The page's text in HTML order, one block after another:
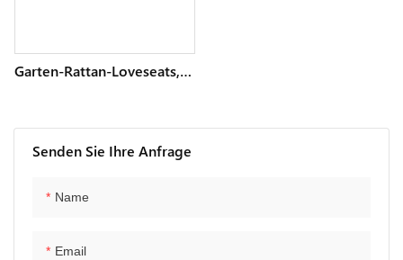
Senden Sie Ihre Anfrage
Name
Email
Garten-Rattan-Loveseats,